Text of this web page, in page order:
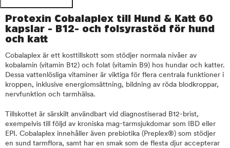
Protexin Cobalaplex till Hund & Katt 60
kapslar - B12- och folsyrastöd för hund
och katt
Cobalaplex är ett kosttillskott som stödjer normala nivåer av
kobalamin (vitamin B12) och folat (vitamin B9) hos hundar och katter.
Dessa vattenlösliga vitaminer är viktiga för flera centrala funktioner i
kroppen, inklusive energiomsättning, bildning av röda blodkroppar,
nervfunktion och tarmhälsa.
Tillskottet är särskilt användbart vid diagnostiserad B12-brist,
exempelvis till följd av kroniska mag-tarmsjukdomar som IBD eller
EPI. Cobalaplex innehåller även prebiotika (Preplex®) som stödjer
en sund tarmflora, samt har en smak som de flesta djur accepterar